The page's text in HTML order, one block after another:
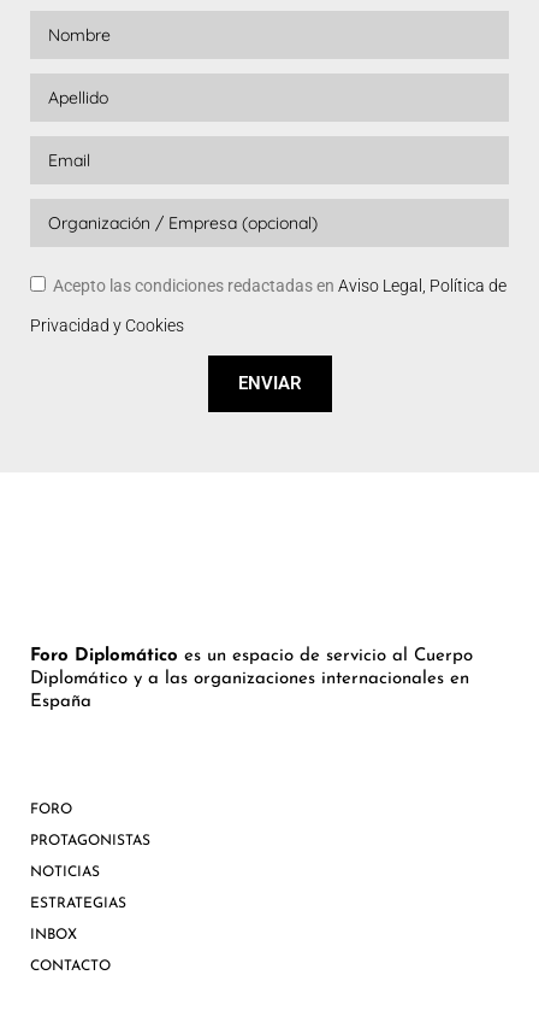
Acepto las condiciones redactadas en Aviso Legal, Política de
Privacidad y Cookies
ENVIAR
Foro Diplomático es un espacio de servicio al Cuerpo
Diplomático y a las organizaciones internacionales en
España
FORO
PROTAGONISTAS
NOTICIAS
ESTRATEGIAS
INBOX
CONTACTO